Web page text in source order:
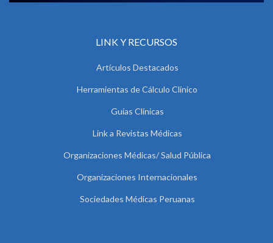
LINK Y RECURSOS
Artículos Destacados
Herramientas de Cálculo Clínico
Guías Clínicas
Link a Revistas Médicas
Organizaciones Médicas/ Salud Pública
Organizaciones Internacionales
Sociedades Médicas Peruanas